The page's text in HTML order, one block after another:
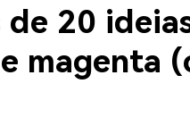
de 20
magenta